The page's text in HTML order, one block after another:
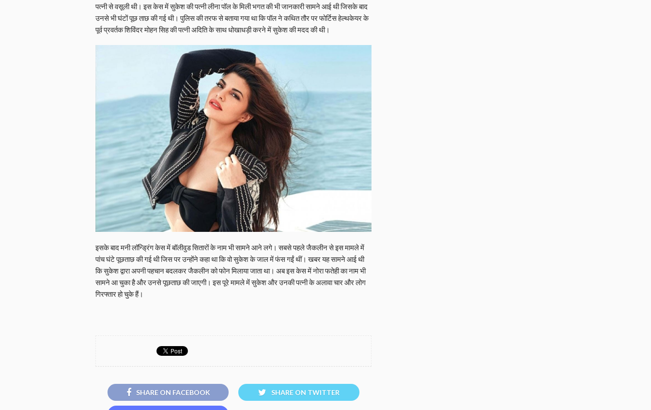
पत्नी से वसूली थी। इस केस में सुकेश की पत्नी लीना पॉल के मिली भगत की भी जानकारी सामने आई थी जिसके बाद
उनसे भी घंटों पूछ ताछ की गई थी। पुलिस की तरफ से बताया गया था कि पॉल ने कथित तौर पर फोर्टिस हेल्थकेयर के
पूर्व प्रवर्तक शिविंदर मोहन सिह की पत्नी अदिति के साथ धोखाधड़ी करने में सुकेश की मदद की थी।
इसके बाद मनी लॉन्ड्रिंग केस में बॉलीवुड सितारों के नाम भी सामने आने लगे। सबसे पहले जैकलीन से इस मामले में
पांच घंटे पूछताछ की गई थी जिस पर उन्होंने कहा था कि वो सुकेश के जाल में फंस गईं थीं। खबर यह सामने आई थी
कि सुकेश द्वारा अपनी पहचान बदलकर जैकलीन को फोन मिलाया जाता था। अब इस केस में नोरा फतेही का नाम भी
सामने आ चुका है और उनसे पूछताछ की जाएगी। इस पूरे मामले में सुकेश और उनकी पत्नी के अलावा चार और लोग
गिरफ्तार हो चुके हैं।
SHARE ON FACEBOOK SHARE ON TWITTER